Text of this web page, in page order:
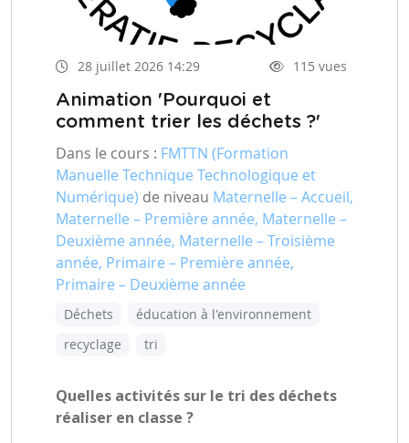
28 juillet 2026 14:29 115 vues
Animation 'Pourquoi et
comment trier les déchets ?'
Dans le cours : FMTTN (Formation
Manuelle Technique Technologique et
Numérique) de niveau Maternelle – Accueil,
Maternelle – Première année, Maternelle –
Deuxième année, Maternelle – Troisième
année, Primaire – Première année,
Primaire – Deuxième année
Déchets
éducation à l'environnement
recyclage
tri
Quelles activités sur le tri des déchets
réaliser en classe ?